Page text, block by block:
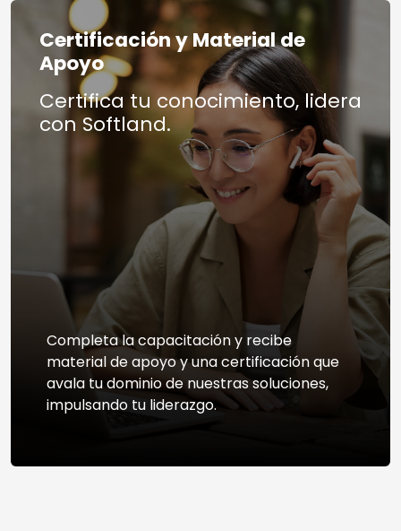
Certificación y Material de
Apoyo
Certifica tu conocimiento, lidera
con Softland.
Completa la capacitación y recibe
material de apoyo y una certificación que
avala tu dominio de nuestras soluciones,
impulsando tu liderazgo.